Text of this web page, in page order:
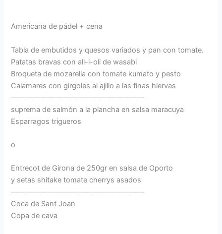
Americana de pádel + cena
Tabla de embutidos y quesos variados y pan con tomate.
Patatas bravas con all-i-oli de wasabi
Broqueta de mozarella con tomate kumato y pesto
Calamares con girgoles al ajillo a las finas hiervas
——————————————————
suprema de salmón a la plancha en salsa maracuya
Esparragos trigueros
o
Entrecot de Girona de 250gr en salsa de Oporto
y setas shitake tomate cherrys asados
——————————————————
Coca de Sant Joan
Copa de cava